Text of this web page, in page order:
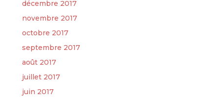
décembre 2017
novembre 2017
octobre 2017
septembre 2017
août 2017
juillet 2017
juin 2017